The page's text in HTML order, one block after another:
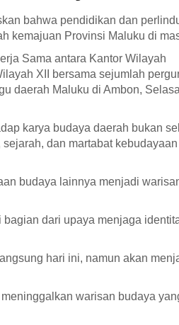
bahwa pendidikan dan
kemajuan Provinsi Maluku di
Sama antara Kantor Wilayah
XII bersama sejumlah
daerah Maluku di Ambon, Selasa
karya budaya daerah bukan
dan martabat
budaya lainnya menjadi
dari upaya menjaga
hari ini, namun akan
warisan budaya